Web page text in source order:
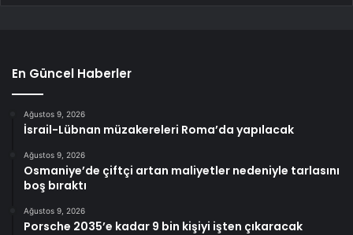
En Güncel Haberler
Ağustos 9, 2026
İsrail-Lübnan müzakereleri Roma’da yapılacak
Ağustos 9, 2026
Osmaniye’de çiftçi artan maliyetler nedeniyle tarlasını
boş bıraktı
Ağustos 9, 2026
Porsche 2035’e kadar 9 bin kişiyi işten çıkaracak